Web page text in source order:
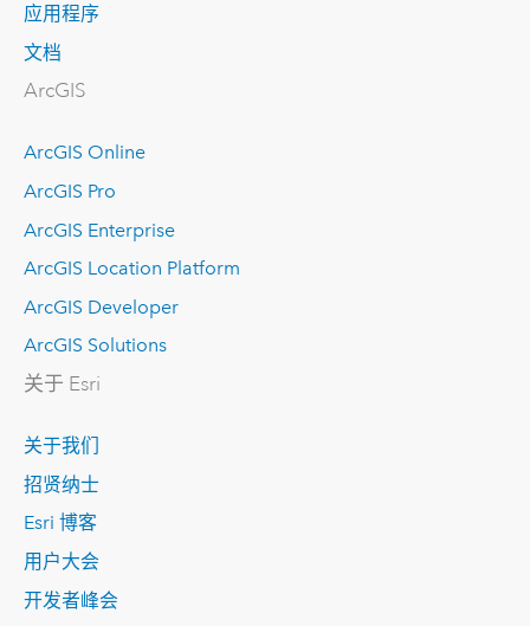
应用程序
文档
ArcGIS
ArcGIS Online
ArcGIS Pro
ArcGIS Enterprise
ArcGIS Location Platform
ArcGIS Developer
ArcGIS Solutions
关于 Esri
关于我们
招贤纳士
Esri 博客
用户大会
开发者峰会